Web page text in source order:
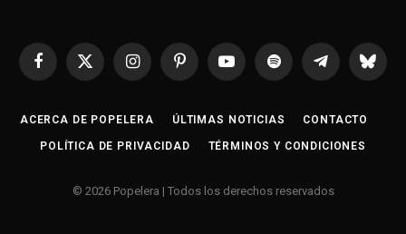
Facebook
X
InstagramPinterestYouTubeSpotify Telegrama
ACERCA DE POPELERA ÚLTIMAS NOTICIAS CONTACTO
POLÍTICA DE PRIVACIDAD TÉRMINOS Y CONDICIONES
© 2026 Popelera | Todos los derechos reservados